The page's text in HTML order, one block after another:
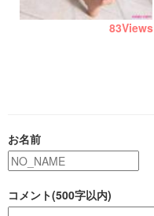
83Views
お名前
コメント(500字以内)